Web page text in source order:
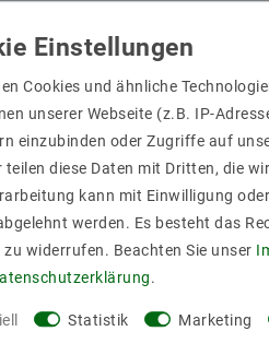
: 120
Grad
Cookies und ähnliche
unserer Webseite (z.B. IP-
einzubinden oder Zugriffe auf
teilen diese Daten mit Dritten, die
kann mit Einwilligung
werden. Es besteht das
widerrufen. Beachten Sie unser
.
Statistik Marketing